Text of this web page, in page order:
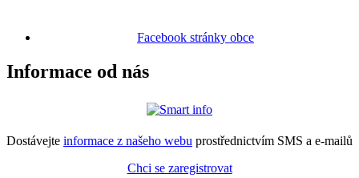
Facebook stránky obce
Informace od nás
Dostávejte informace z našeho webu prostřednictvím SMS a e-mailů
Chci se zaregistrovat